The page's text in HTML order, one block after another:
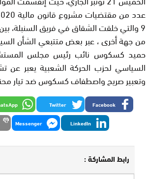
9 والتي خلقت الشقاق في فريق السنبلة، بين مؤيد ومعارض لها.
من جهة أخرى ، عبر بعض متتبعي الشأن
حميد كسكوس نائب رئيس مجلس
السياسي لحزب الحركة الشعبية يعبر عن
وتعبير صريح واصطفاف كسكوس ضد تيار
Facebook
Twitter
LinkedIn
Messenger
رابط المشاركة :